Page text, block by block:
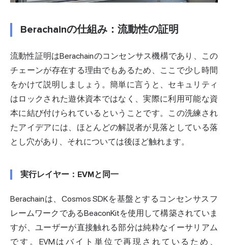
Berachainの仕組み：流動性の証明
流動性証明はBerachainのコンセンサス機構であり、この
チェーンが存在する理由でもあるため、ここで少し時間
をかけて説明しましょう。簡単に言うと、セキュリティ
はロックされた遊休資本ではなく、実際に利用可能な資
本に結び付けられているということです。この洗練され
たアイデアには、ほとんどの解説者が見落としている落
とし穴があり、それについては後ほど触れます。
実行レイヤー：EVMと同一
Berachainは、Cosmos SDKを基盤とするコンセンサスフ
レームワークであるBeaconKitを使用して構築されていま
すが、ユーザーが直接触れる部分は純粋なイーサリアム
です。EVMはバイト単位で再現されているため、